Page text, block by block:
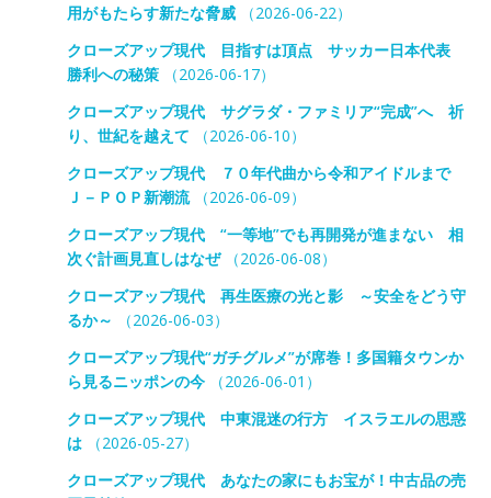
用がもたらす新たな脅威（2026-06-22）
クローズアップ現代 目指すは頂点 サッカー日本代表
勝利への秘策（2026-06-17）
クローズアップ現代 サグラダ・ファミリア“完成”へ 祈
り、世紀を越えて （2026-06-10）
クローズアップ現代 ７０年代曲から令和アイドルまで
Ｊ－ＰＯＰ新潮流（2026-06-09）
クローズアップ現代 “一等地”でも再開発が進まない 相
次ぐ計画見直しはなぜ（2026-06-08）
クローズアップ現代 再生医療の光と影 ～安全をどう守
るか～
（2026-06-03）
クローズアップ現代“ガチグルメ”が席巻！多国籍タウンか
ら見るニッポンの今（2026-06-01）
クローズアップ現代 中東混迷の行方 イスラエルの思惑
は（2026-05-27）
クローズアップ現代 あなたの家にもお宝が！中古品の売